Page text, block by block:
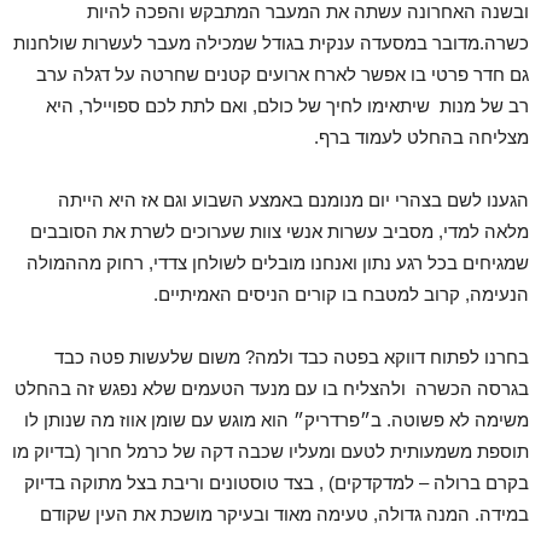
ובשנה האחרונה עשתה את המעבר המתבקש והפכה להיות
כשרה.מדובר במסעדה ענקית בגודל שמכילה מעבר לעשרות שולחנות
גם חדר פרטי בו אפשר לארח ארועים קטנים שחרטה על דגלה ערב
רב של מנות שיתאימו לחיך של כולם, ואם לתת לכם ספויילר, היא
מצליחה בהחלט לעמוד ברף.
הגענו לשם בצהרי יום מנומנם באמצע השבוע וגם אז היא הייתה
מלאה למדי, מסביב עשרות אנשי צוות שערוכים לשרת את הסובבים
שמגיחים בכל רגע נתון ואנחנו מובלים לשולחן צדדי, רחוק מההמולה
הנעימה, קרוב למטבח בו קורים הניסים האמיתיים.
בחרנו לפתוח דווקא בפטה כבד ולמה? משום שלעשות פטה כבד
בגרסה הכשרה ולהצליח בו עם מנעד הטעמים שלא נפגש זה בהחלט
משימה לא פשוטה. ב״פרדריק״ הוא מוגש עם שומן אווז מה שנותן לו
תוספת משמעותית לטעם ומעליו שכבה דקה של כרמל חרוך (בדיוק מו
בקרם ברולה – למדקדקים) , בצד טוסטונים וריבת בצל מתוקה בדיוק
במידה. המנה גדולה, טעימה מאוד ובעיקר מושכת את העין שקודם